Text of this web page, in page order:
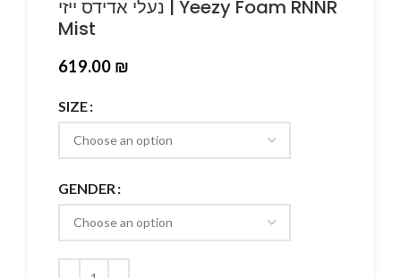
נעלי אדידס ייזי | Yeezy Foam RNNR
Mist
619.00 ₪
SIZE
GENDER